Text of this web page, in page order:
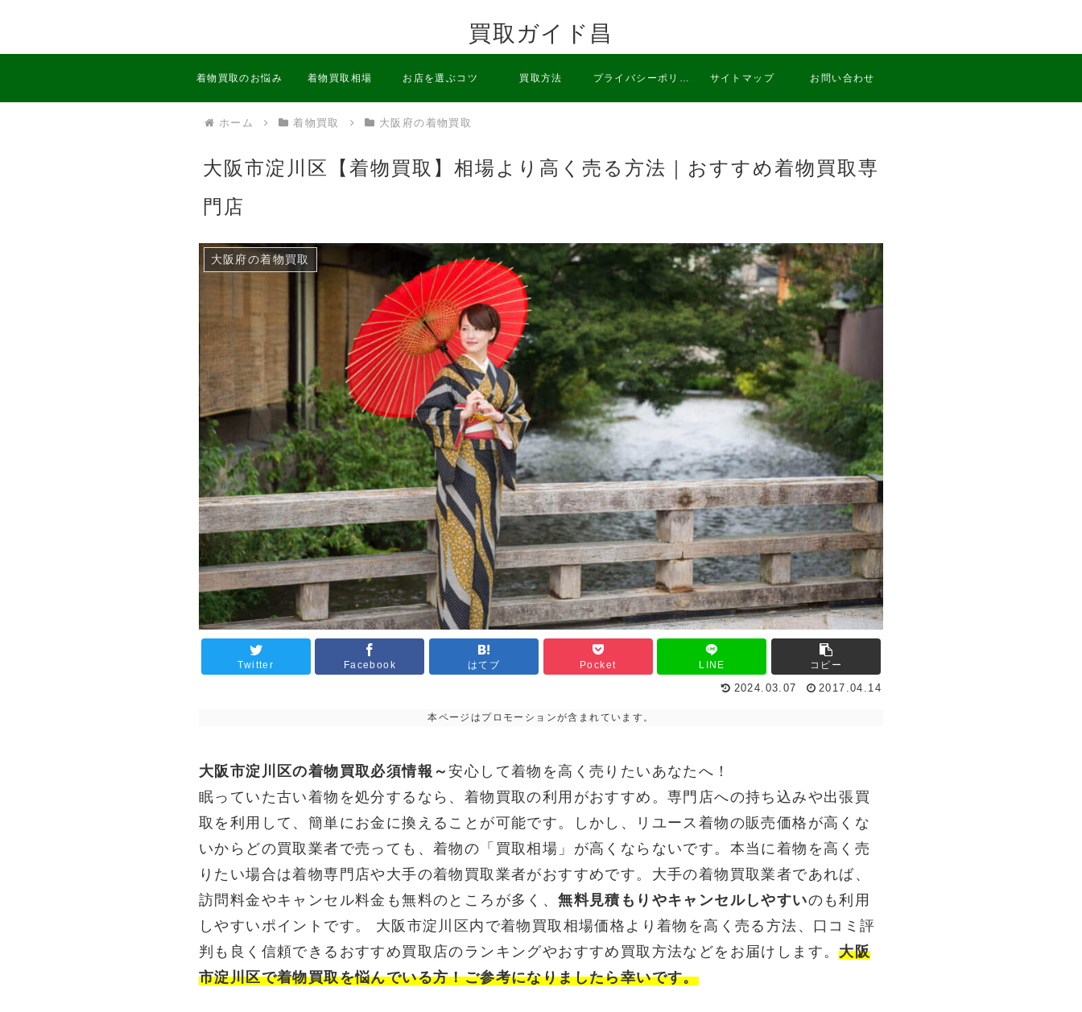
買取ガイド昌
着物買取のお悩み 着物買取相場 お店を選ぶコツ 買取方法 プライバシーポリシ サイトマップ お問い合わせ
ホーム 着物買取 大阪府の着物買取
大阪市淀川区【着物買取】相場より高く売る方法｜おすすめ着物買取専
門店
大阪府の着物買取
Twitter Facebook はてブ Pocket LINE コピー
2024.03.07 2017.04.14
本ページはプロモーションが含まれています。
大阪市淀川区の着物買取必須情報～安心して着物を高く売りたいあなたへ！
眠っていた古い着物を処分するなら、着物買取の利用がおすすめ。専門店への持ち込みや出張買
取を利用して、簡単にお金に換えることが可能です。しかし、リユース着物の販売価格が高くな
いからどの買取業者で売っても、着物の「買取相場」が高くならないです。本当に着物を高く売
りたい場合は着物専門店や大手の着物買取業者がおすすめです。大手の着物買取業者であれば、
訪問料金やキャンセル料金も無料のところが多く、無料見積もりやキャンセルしやすいのも利用
しやすいポイントです。 大阪市淀川区内で着物買取相場価格より着物を高く売る方法、口コミ評
判も良く信頼できるおすすめ買取店のランキングやおすすめ買取方法などをお届けします。大阪
市淀川区で着物買取を悩んでいる方！ご参考になりましたら幸いです。